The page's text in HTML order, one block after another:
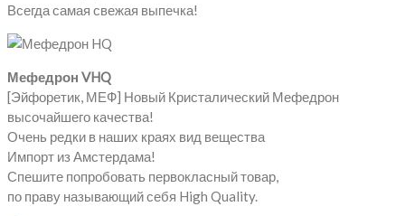
Всегда самая свежая выпечка!
Мефедрон VHQ
[Эйфоретик, МЕФ] Новый Кристалический Мефедрон
высочайшего качества!
Очень редки в наших краях вид вещества
Импорт из Амстердама!
Спешите попробовать первокласный товар,
по праву называющий себя High Quality.